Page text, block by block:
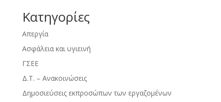
Kατηγορίες
Απεργία
Ασφάλεια και υγιεινή
ΓΣΕΕ
Δ.Τ. – Ανακοινώσεις
Δημοσιεύσεις εκπροσώπων των εργαζομένων